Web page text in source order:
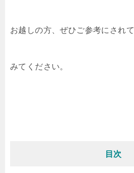
お越しの方、ぜひご参考にされて
みてください。
目次